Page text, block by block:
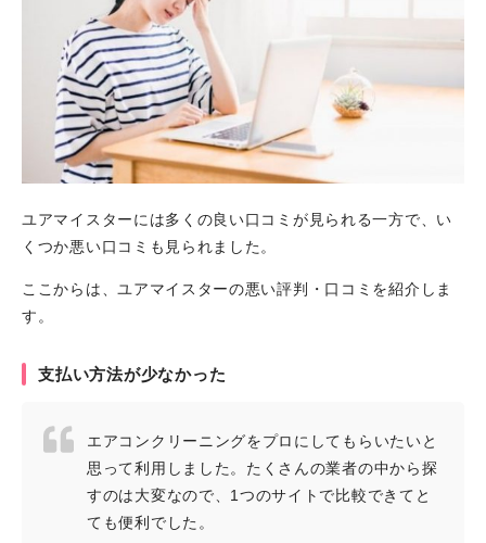
ユアマイスターには多くの良い口コミが見られる一方で、い
くつか悪い口コミも見られました。
ここからは、ユアマイスターの悪い評判・口コミを紹介しま
す。
支払い方法が少なかった
エアコンクリーニングをプロにしてもらいたいと
思って利用しました。たくさんの業者の中から探
すのは大変なので、1つのサイトで比較できてと
ても便利でした。